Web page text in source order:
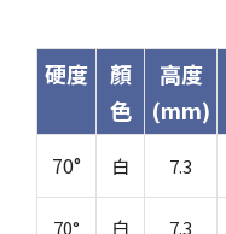
硬度
顏
色
高度
(mm)
70° 白 7.3
70° 白 7.3